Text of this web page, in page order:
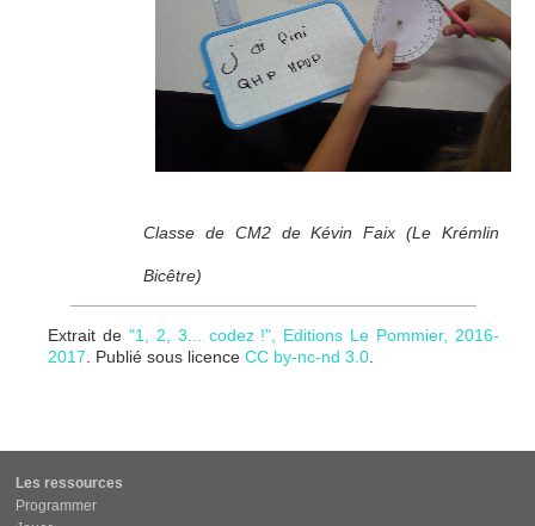
Classe de CM2 de Kévin Faix (Le Krémlin
Bicêtre)
Extrait de "1, 2, 3... codez !", Editions Le Pommier, 2016-
2017. Publié sous licence CC by-nc-nd 3.0.
Les ressources
Programmer